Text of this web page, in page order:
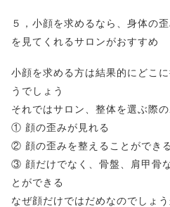
５，小顔を求めるなら、身体の
を見てくれるサロンがおすすめ
小顔を求める方は結果的にどこ
うでしょう
それではサロン、整体を選ぶ際
① 顔の歪みが見れる
② 顔の歪みを整えることができる
③ 顔だけでなく、骨盤、肩甲骨
とができる
なぜ顔だけではだめなのでしょう